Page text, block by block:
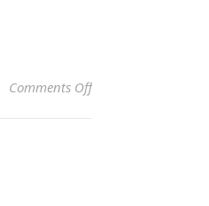
Comments Offon Lorenzo